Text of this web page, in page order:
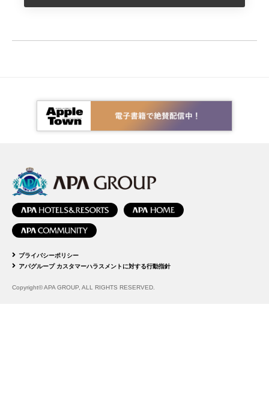
プライバシーポリシー
アパグループ カスタマーハラスメントに対する行動指針
Copyright© APA GROUP, ALL RIGHTS RESERVED.